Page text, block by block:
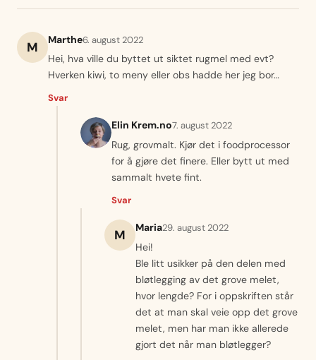
M Marthe6. august 2022
Hei, hva ville du byttet ut siktet rugmel med evt?
Hverken kiwi, to meny eller obs hadde her jeg bor…
Svar
Elin Krem.no7. august 2022
Rug, grovmalt. Kjør det i foodprocessor
for å gjøre det finere. Eller bytt ut med
sammalt hvete fint.
Svar
M Maria29. august 2022
Hei!
Ble litt usikker på den delen med
bløtlegging av det grove melet,
hvor lengde? For i oppskriften står
det at man skal veie opp det grove
melet, men har man ikke allerede
gjort det når man bløtlegger?